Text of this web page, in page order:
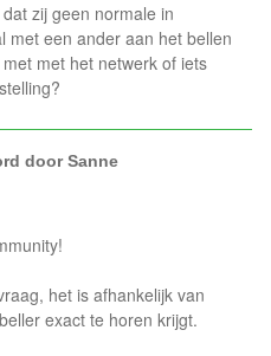
zij geen normale in
met een ander aan het bellen
met het netwerk of iets
doorSanne
het is afhankelijk van
exact te horen krijgt.